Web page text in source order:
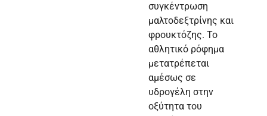
συγκέντρωση
μαλτοδεξτρίνης και
φρουκτόζης. Το
αθλητικό ρόφημα
μετατρέπεται
αμέσως σε
υδρογέλη στην
οξύτητα του